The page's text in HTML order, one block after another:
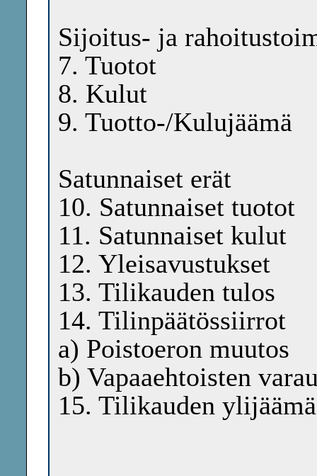
Sijoitus- ja
7. Tuotot
8. Kulut
9. Tuotto-/Kulujäämä
Satunnaiset erät
10. Satunnaiset tuotot
11. Satunnaiset kulut
12. Yleisavustukset
13. Tilikauden tulos
14. Tilinpäätössiirrot
a) Poistoeron muutos
b) Vapaaehtoisten
15. Tilikauden